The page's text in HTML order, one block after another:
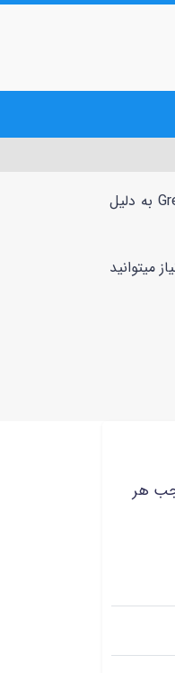
یک انتخاب فوق العاده برای منزل و یا محل کار شما می باشد. اسپلیت های Gree به دلیل
میتوانید
هر